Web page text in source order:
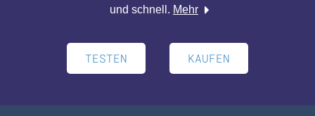
und schnell. Mehr
TESTEN KAUFEN